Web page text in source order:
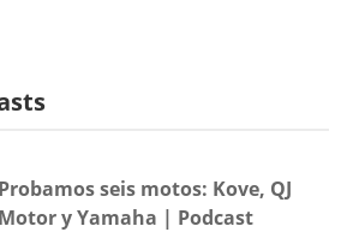
Probamos seis motos: Kove, QJ
Motor y Yamaha | Podcast